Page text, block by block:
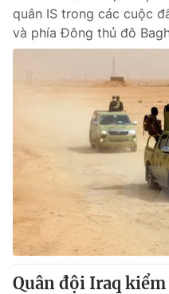
quân IS trong các cuộc
và phía Đông thủ đô
Quân đội Iraq